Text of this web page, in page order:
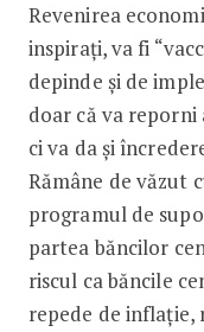
Revenirea
inspirați, va fi
depinde și de
doar că va
ci va da și
Rămâne de văzut
programul de
partea băncilor
riscul ca băncile
repede de inflație,